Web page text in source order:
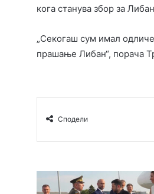
кога станува збор за
„Секогаш сум имал
прашање Либан“, порача
Сподели